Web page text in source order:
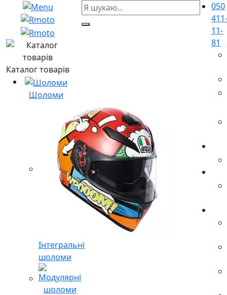
Каталог товарів
Шоломи
Інтегральні
шоломи
050
11-
81